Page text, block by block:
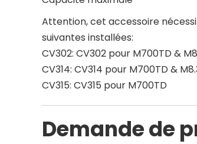
Attention, cet accessoire
suivantes installées:
CV302: CV302 pour M700TD &
CV314: CV314 pour M700TD &
CV315: CV315 pour M700TD
Demande de